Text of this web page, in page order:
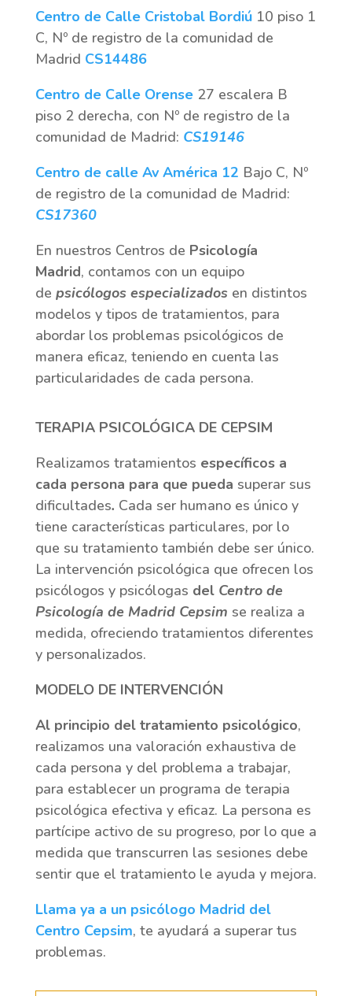
Centro de Calle Cristobal Bordiú10 piso 1
C, Nº de registro de la comunidad de
Madrid CS14486
Centro de Calle Orense27 escalera B
piso 2 derecha, con Nº de registro de la
comunidad de Madrid: CS19146
Centro de calle Av América 12 Bajo C, Nº
de registro de la comunidad de Madrid:
CS17360
En nuestros Centros de Psicología
Madrid, contamos con un equipo
de psicólogos especializadosen distintos
modelos y tipos de tratamientos, para
abordar los problemas psicológicos de
manera eficaz, teniendo en cuenta las
particularidades de cada persona.
TERAPIA PSICOLÓGICA DE CEPSIM
Realizamos tratamientos específicos a
cada persona para que pueda superar sus
dificultades. Cada ser humano es único y
tiene características particulares, por lo
que su tratamiento también debe ser único.
La intervención psicológica que ofrecen los
psicólogos y psicólogas del Centro de
Psicología de Madrid Cepsim se realiza a
medida, ofreciendo tratamientos diferentes
y personalizados.
MODELO DE INTERVENCIÓN
Al principio del tratamiento psicológico,
realizamos una valoración exhaustiva de
cada persona y del problema a trabajar,
para establecer un programa de terapia
psicológica efectiva y eficaz. La persona es
partícipe activo de su progreso, por lo que a
medida que transcurren las sesiones debe
sentir que el tratamiento le ayuda y mejora.
Llama ya a un psicólogo Madrid del
Centro Cepsim, te ayudará a superar tus
problemas.